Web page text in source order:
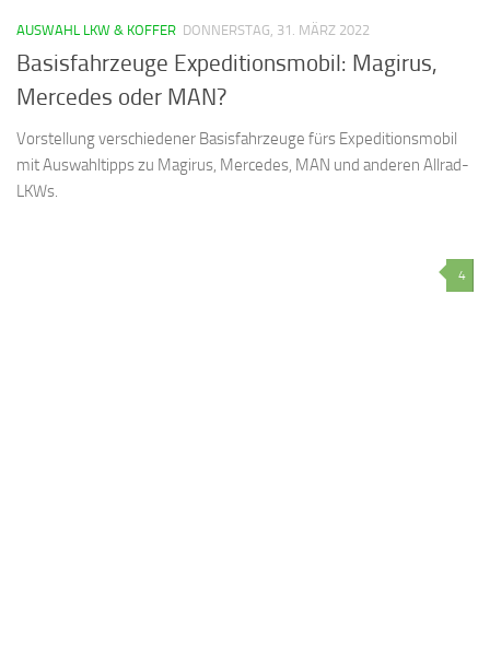
AUSWAHL LKW & KOFFER DONNERSTAG, 31. MÄRZ 2022
Basisfahrzeuge Expeditionsmobil: Magirus,
Mercedes oder MAN?
Vorstellung verschiedener Basisfahrzeuge fürs Expeditionsmobil
mit Auswahltipps zu Magirus, Mercedes, MAN und anderen Allrad-
LKWs.
4